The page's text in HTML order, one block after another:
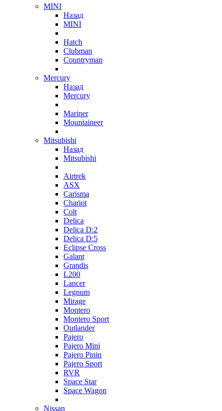
MINI
Назад
MINI
Hatch
Clubman
Countryman
Mercury
Назад
Mercury
Mariner
Mountaineer
Mitsubishi
Назад
Mitsubishi
Airtrek
ASX
Carisma
Chariot
Colt
Delica
Delica D:2
Delica D:5
Eclipse Cross
Galant
Grandis
L200
Lancer
Legnum
Mirage
Montero
Montero Sport
Outlander
Pajero
Pajero Mini
Pajero Pinin
Pajero Sport
RVR
Space Star
Space Wagon
Nissan